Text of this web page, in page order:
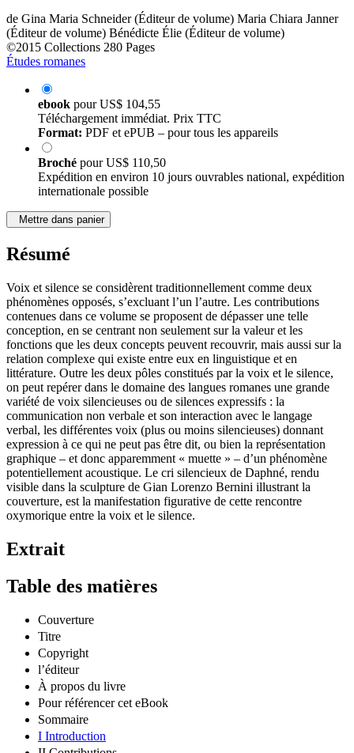
de Gina Maria Schneider (Éditeur de volume) Maria Chiara Janner
(Éditeur de volume) Bénédicte Élie (Éditeur de volume)
©2015 Collections 280 Pages
Études romanes
ebook pourUS$ 104,55
Téléchargement immédiat. Prix TTC
Format: PDF et ePUB – pour tous les appareils
Broché pourUS$ 110,50
Expédition en environ 10 jours ouvrables national, expédition
internationale possible
Mettre dans panier
Résumé
Voix et silence se considèrent traditionnellement comme deux
phénomènes opposés, s’excluant l’un l’autre. Les contributions
contenues dans ce volume se proposent de dépasser une telle
conception, en se centrant non seulement sur la valeur et les
fonctions que les deux concepts peuvent recouvrir, mais aussi sur la
relation complexe qui existe entre eux en linguistique et en
littérature. Outre les deux pôles constitués par la voix et le silence,
on peut repérer dans le domaine des langues romanes une grande
variété de voix silencieuses ou de silences expressifs : la
communication non verbale et son interaction avec le langage
verbal, les différentes voix (plus ou moins silencieuses) donnant
expression à ce qui ne peut pas être dit, ou bien la représentation
graphique – et donc apparemment « muette » – d’un phénomène
potentiellement acoustique. Le cri silencieux de Daphné, rendu
visible dans la sculpture de Gian Lorenzo Bernini illustrant la
couverture, est la manifestation figurative de cette rencontre
oxymorique entre la voix et le silence.
Extrait
Table des matières
Couverture
Titre
Copyright
l’éditeur
À propos du livre
Pour référencer cet eBook
Sommaire
I Introduction